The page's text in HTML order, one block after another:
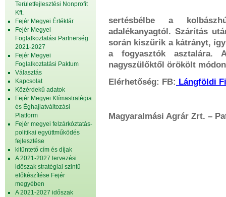
Területfejlesztési Nonprofit
Kft.
Fejér Megyei Értéktár
Fejér Megyei
Foglalkoztatási Partnerség
2021-2027
Fejér Megyei
Foglalkoztatási Paktum
Választás
Kapcsolat
Közérdekű adatok
Fejér Megyei Klímastratégia
és Éghajlatváltozási
Platform
Fejér megyei felzárkóztatás-
politikai együttműködés
fejlesztése
kitüntető cím és díjak
A 2021-2027 tervezési
időszak stratégiai szintű
előkészítése Fejér
megyében
A 2021-2027 időszak
sertésbélbe a
adalékanyagtól. Szárítás
során kiszűrik a kátrányt,
a fogyasztók asztalára.
nagyszülőktől örökölt
Elérhetőség: FB: Lángföldi
Magyaralmási Agrár Zrt. –